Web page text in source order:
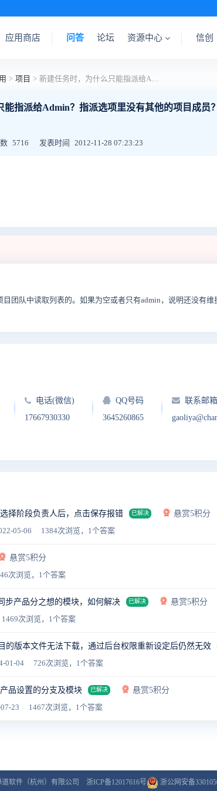
应用商店 问答 论坛 资源中心 信创
> 项目 > 新建任务时，为什么只能指派给Admin？指派选项里没有其他的项目成员？
指派给Admin？指派选项里没有其他的项目成员？
5716 发表时间 2012-11-28 07:23:23
团队中读取列表的。如果为空或者只有admin，说明还没有维
电话(微信)
17667930330
QQ号码
3645260865
联系邮箱
择阶段负责人后，点击保存报错 已解决
悬赏5积分
05-06 1384次浏览，1个答案
悬赏5积分
次浏览，1个答案
步产品分之想的模块，如何解决 已解决
悬赏5积分
1469次浏览，1个答案
的版本文件无法下载，通过后台权限重新设定后仍然无效
01-04 726次浏览，1个答案
品设置的分支及模块 已解决
悬赏5积分
23 1467次浏览，1个答案
道软件（杭州）有限公司 浙ICP备12017616号 浙公网安备